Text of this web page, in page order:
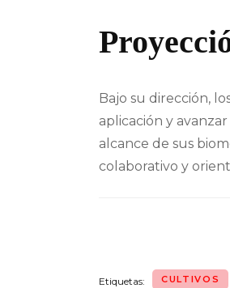
Bajo su dirección,
aplicación y
alcance de sus
colaborativo y
Etiquetas: CULTIVOS